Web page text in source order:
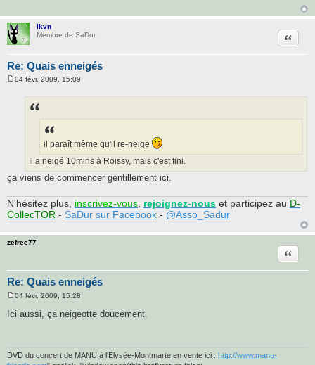
lkvn
Membre de SaDur
Re: Quais enneigés
04 févr. 2009, 15:09
il paraît même qu'il re-neige
Il a neigé 10mins à Roissy, mais c'est fini.
ça viens de commencer gentillement ici.
N'hésitez plus, inscrivez-vous, rejoignez-nous et participez au D-
CollecTOR - SaDur sur Facebook - @Asso_Sadur
zefree77
Re: Quais enneigés
e
s
e
04 févr. 2009, 15:28
Ici aussi, ça neigeotte doucement.
DVD du concert de MANU à l'Elysée-Montmarte en vente ici : http://www.manu-